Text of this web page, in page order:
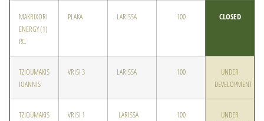
MAKRIXORI
ENERGY (1)
P.C.
PLAKA LARISSA 100 CLOSED
TZIOUMAKIS
IOANNIS
VRISI 3 LARISSA 100
UNDER
DEVELOPMENT
TZIOUMAKIS
VRISI 1 LARISSA 100
UNDER